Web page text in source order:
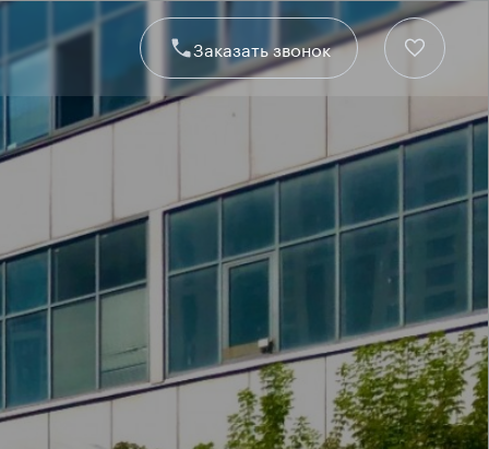
Заказать звонок